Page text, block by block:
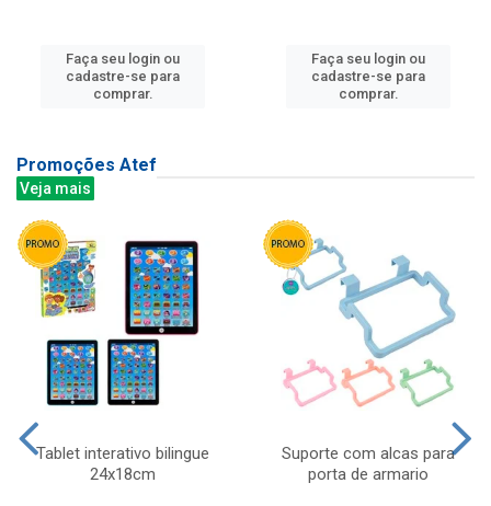
Faça seu login ou
cadastre-se para
comprar.
Faça seu login ou
cadastre-se para
comprar.
Promoções Atef
Veja mais
Tablet interativo bilingue
24x18cm
Suporte com alcas para
porta de armario